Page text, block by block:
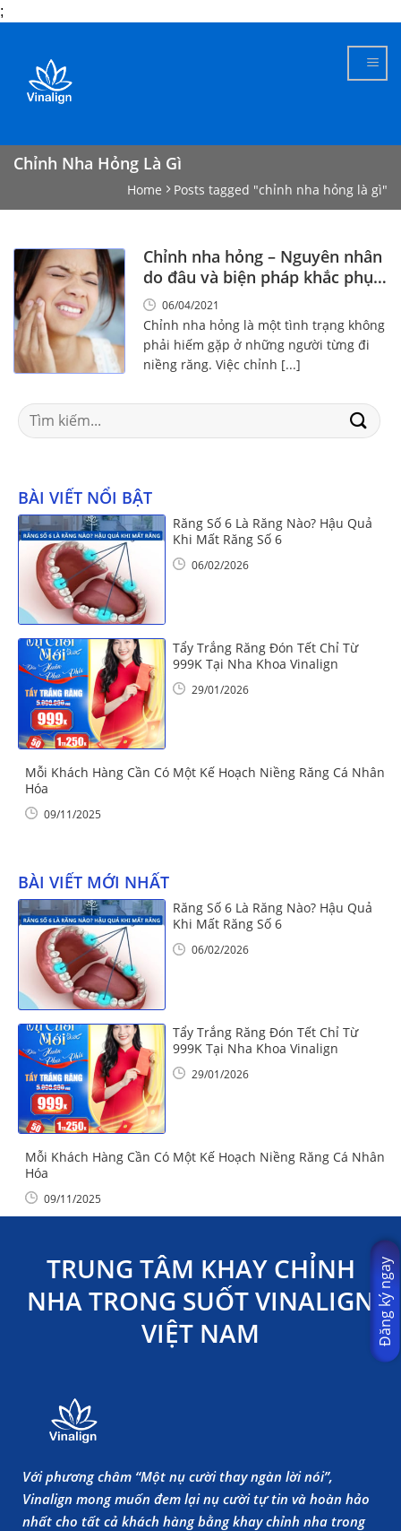
;
content
Chỉnh Nha Hỏng Là Gì
Home Posts tagged "chỉnh nha hỏng là gì"
Chỉnh nha hỏng – Nguyên nhân
do đâu và biện pháp khắc phục
là gì?06/04/2021
Chỉnh nha hỏng là một tình trạng không
phải hiếm gặp ở những người từng đi
niềng răng. Việc chỉnh [...]
Search
for:
BÀI VIẾT NỔI BẬT
Răng Số 6 Là Răng Nào? Hậu Quả
Khi Mất Răng Số 6
06/02/2026
Tẩy Trắng Răng Đón Tết Chỉ Từ
999K Tại Nha Khoa Vinalign
29/01/2026
Mỗi Khách Hàng Cần Có Một Kế Hoạch Niềng Răng Cá Nhân
Hóa
09/11/2025
BÀI VIẾT MỚI NHẤT
Răng Số 6 Là Răng Nào? Hậu Quả
Khi Mất Răng Số 6
06/02/2026
Tẩy Trắng Răng Đón Tết Chỉ Từ
999K Tại Nha Khoa Vinalign
29/01/2026
Mỗi Khách Hàng Cần Có Một Kế Hoạch Niềng Răng Cá Nhân
Hóa
09/11/2025
TRUNG TÂM KHAY CHỈNH
NHA TRONG SUỐT VINALIGN
VIỆT NAM
Với phương châm “Một nụ cười thay ngàn lời nói”,
Vinalign mong muốn đem lại nụ cười tự tin và hoàn hảo
nhất cho tất cả khách hàng bằng khay chỉnh nha trong
Đăng ký ngay